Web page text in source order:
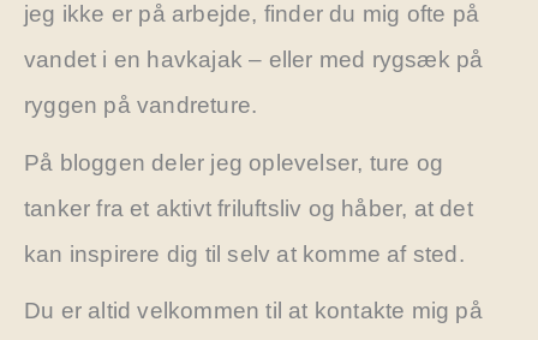
jeg ikke er på arbejde, finder du mig ofte på
vandet i en havkajak – eller med rygsæk på
ryggen på vandreture.
På bloggen deler jeg oplevelser, ture og
tanker fra et aktivt friluftsliv og håber, at det
kan inspirere dig til selv at komme af sted.
Du er altid velkommen til at kontakte mig på